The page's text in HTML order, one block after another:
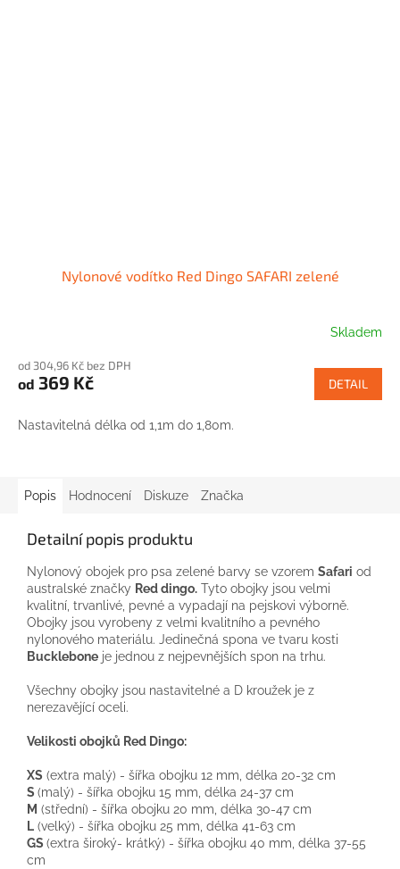
Nylonové vodítko Red Dingo SAFARI zelené
Skladem
od 304,96 Kč bez DPH
od 369 Kč DETAIL
Nastavitelná délka od 1,1m do 1,80m.
Popis Hodnocení Diskuze Značka
Detailní popis produktu
Nylonový obojek pro psa zelené barvy se vzorem Safari od
australské značky Reddingo. Tyto obojky jsou velmi
kvalitní, trvanlivé , pevné a vypadají na pejskovi výborně.
Obojky jsou vyrobeny z velmi kvalitního a pevného
nylonového materiálu. Jedinečná spona ve tvaru kosti
Bucklebone je jednou z nejpevnějších spon na trhu.
Všechny obojky jsou nastavitelné a D kroužek je z
nerezavějící oceli.
Velikosti obojků Red Dingo:
XS (extra malý) - šířka obojku 12 mm , délka 20-32 cm
S (malý) - šířka obojku 15 mm , délka 24-37 cm
M (střední) - šířka obojku 20 mm , délka 30-47 cm
L (velký) - šířka obojku 25 mm , délka 41-63 cm
GS (extra široký- krátký) - šířka obojku 40 mm , délka 37-55
cm